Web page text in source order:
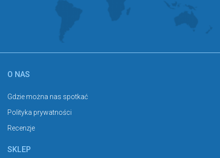
O NAS
Gdzie można nas spotkać
Polityka prywatności
Recenzje
SKLEP